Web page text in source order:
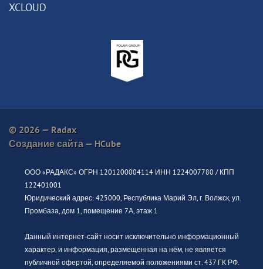
XCLOUD
© 2026 — Radax
Создание сайта —HCube
ООО «РАДАКС» ОГРН 1201200004114 ИНН 1224007780 / КПП
122401001
Юридический адрес: 425000, Республика Марий Эл, г. Волжск, ул.
Промбаза, дом 1, помещение 7А, этаж 1
Данный интернет-сайт носит исключительно информационный
характер, и информация, размещенная на нём, не является
публичной офертой, определяемой положениями ст. 437 ГК РФ.